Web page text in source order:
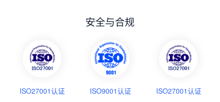
安全与合规
ISO27001认证 ISO9001认证 ISO27001认证